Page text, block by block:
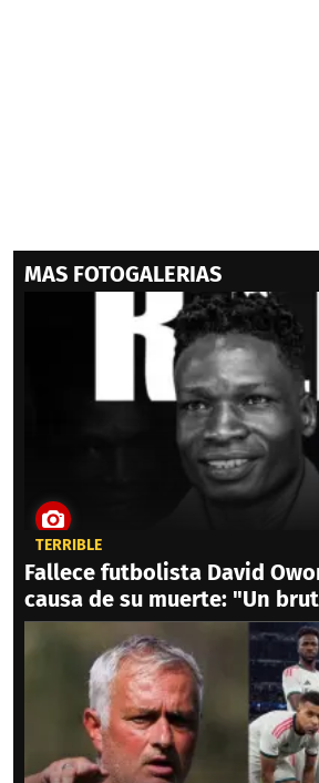
MAS FOTOGALERIAS
TERRIBLE
Fallece futbolista David
causa de su muerte: "Un